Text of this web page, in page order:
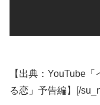
【出典：YouTube
る恋」予告編】[/